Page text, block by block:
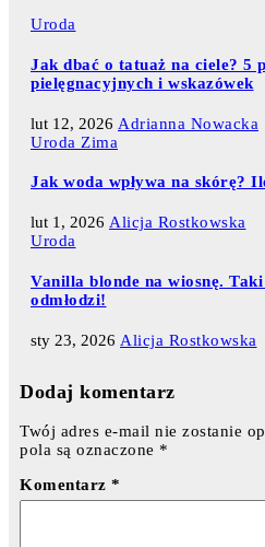
Uroda
Jak dbać o tatuaż na ciele? 5
pielęgnacyjnych i wskazówek
lut 12, 2026 Adrianna Nowacka
Uroda Zima
Jak woda wpływa na skórę?
lut 1, 2026 Alicja Rostkowska
Uroda
Vanilla blonde na wiosnę.
odmłodzi!
sty 23, 2026 Alicja Rostkowska
Dodaj komentarz
Twój adres e-mail nie zostanie
pola są oznaczone *
Komentarz *